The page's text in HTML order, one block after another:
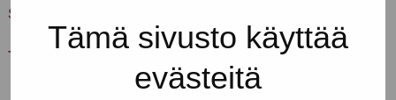
Tämä sivusto käyttää
evästeitä
Soita jos et löydä perille!
Tervetuloa!